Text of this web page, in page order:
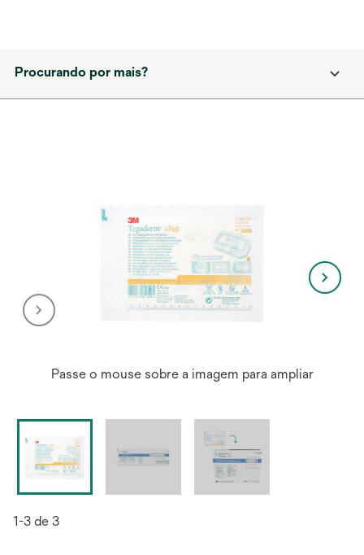
Procurando por mais?
Passe o mouse sobre a imagem para ampliar
1-3 de 3